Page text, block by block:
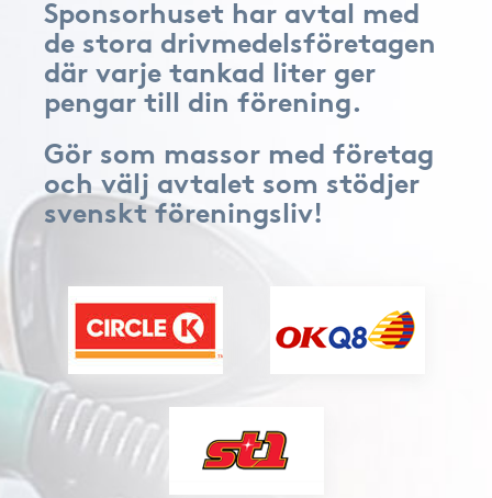
Sponsorhuset har avtal med
de stora drivmedelsföretagen
där varje tankad liter ger
pengar till din förening.
Gör som massor med företag
och välj avtalet som stödjer
svenskt föreningsliv!